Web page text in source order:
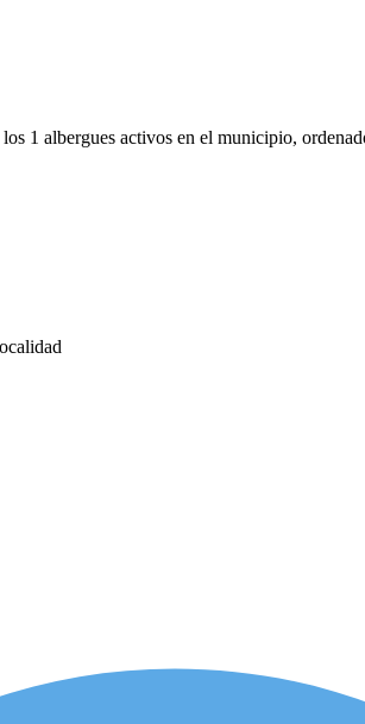
1 albergues activos en el municipio,